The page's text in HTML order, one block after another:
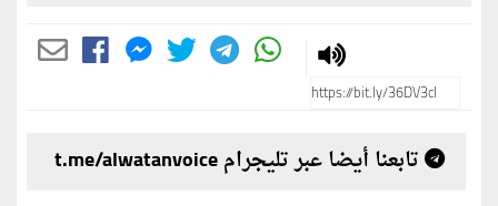
تابعنا أيضا عبر تليجرام t.me/alwatanvoice